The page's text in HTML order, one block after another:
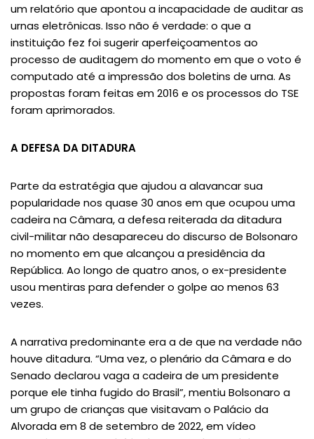
um relatório que apontou a incapacidade de auditar as
urnas eletrônicas. Isso não é verdade: o que a
instituição fez foi sugerir aperfeiçoamentos ao
processo de auditagem do momento em que o voto é
computado até a impressão dos boletins de urna. As
propostas foram feitas em 2016 e os processos do TSE
foram aprimorados.
A DEFESA DA DITADURA
Parte da estratégia que ajudou a alavancar sua
popularidade nos quase 30 anos em que ocupou uma
cadeira na Câmara, a defesa reiterada da ditadura
civil-militar não desapareceu do discurso de Bolsonaro
no momento em que alcançou a presidência da
República. Ao longo de quatro anos, o ex-presidente
usou mentiras para defender o golpe ao menos 63
vezes.
A narrativa predominante era a de que na verdade não
houve ditadura. “Uma vez, o plenário da Câmara e do
Senado declarou vaga a cadeira de um presidente
porque ele tinha fugido do Brasil”, mentiu Bolsonaro a
um grupo de crianças que visitavam o Palácio da
Alvorada em 8 de setembro de 2022, em vídeo